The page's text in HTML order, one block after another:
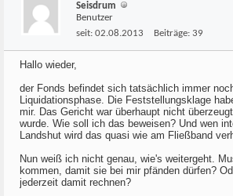
Seisdrum
Benutzer
seit: 02.08.2013 Beiträge: 39
Hallo wieder,
der Fonds befindet sich tatsächlich immer
Liquidationsphase. Die Feststellungsklage
mir. Das Gericht war überhaupt nicht
wurde. Wie soll ich das beweisen? Und wen
Landshut wird das quasi wie am Fließband
Nun weiß ich nicht genau, wie's weitergeht.
kommen, damit sie bei mir pfänden dürfen?
jederzeit damit rechnen?